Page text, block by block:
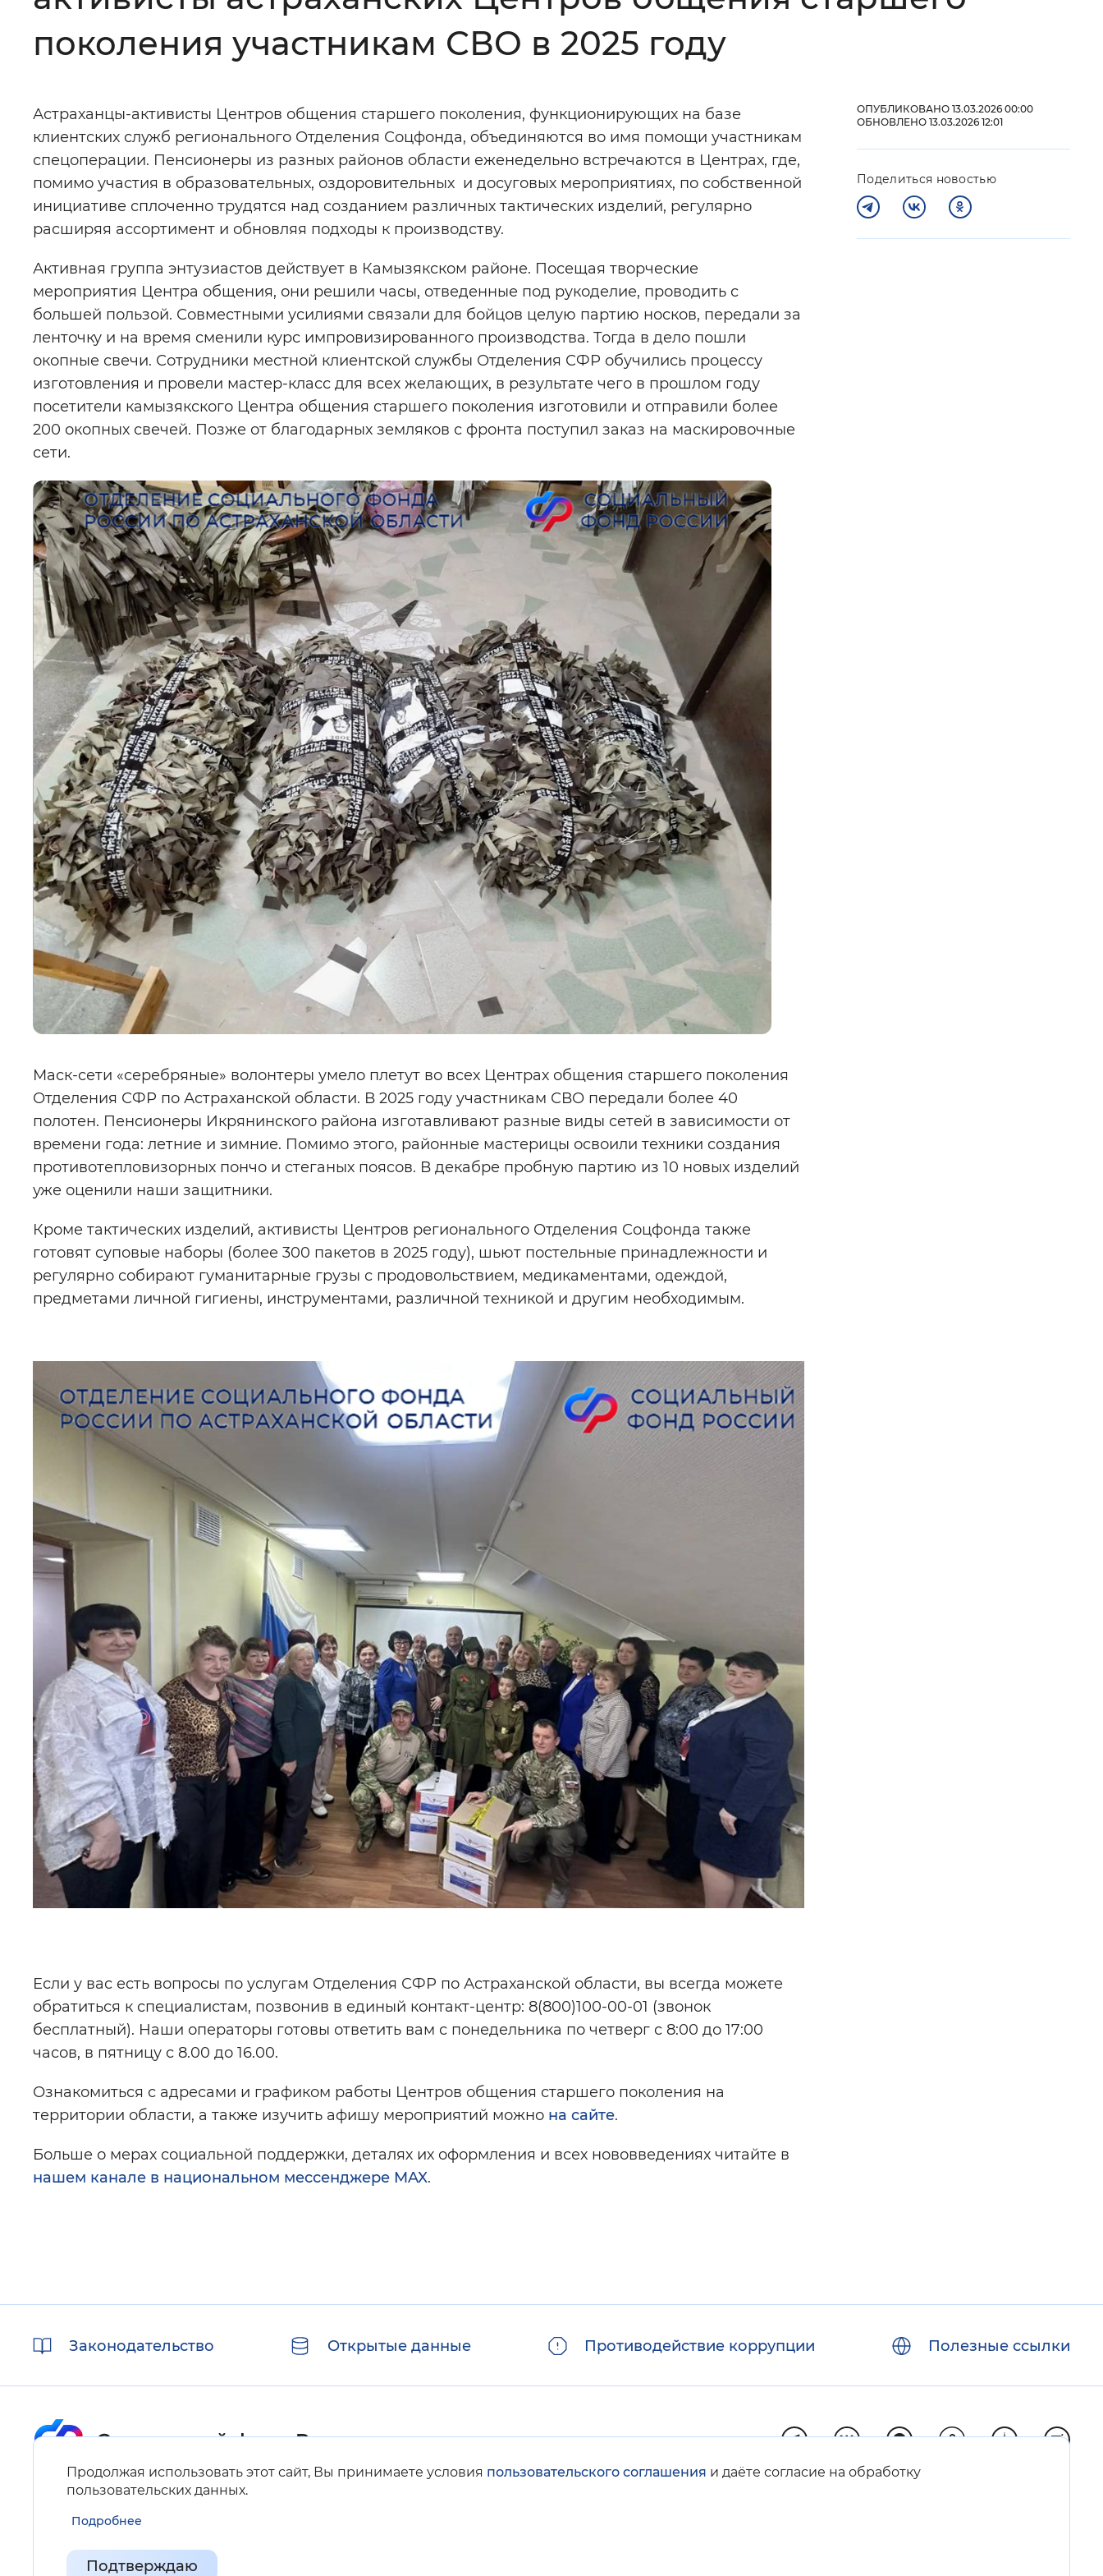
Звуковой ассистент: Воспроизвести Остановить Повторить
поколения участникам СВО в 2025 году
Астраханцы-активисты Центров общения старшего поколения, функционирующих на базе
клиентских служб регионального Отделения Соцфонда, объединяются во имя помощи участникам
спецоперации. Пенсионеры из разных районов области еженедельно встречаются в Центрах, где,
помимо участия в образовательных, оздоровительных и досуговых мероприятиях, по собственной
инициативе сплоченно трудятся над созданием различных тактических изделий, регулярно
расширяя ассортимент и обновляя подходы к производству.
Активная группа энтузиастов действует в Камызякском районе. Посещая творческие
мероприятия Центра общения, они решили часы, отведенные под рукоделие, проводить с
большей пользой. Совместными усилиями связали для бойцов целую партию носков, передали за
ленточку и на время сменили курс импровизированного производства. Тогда в дело пошли
окопные свечи. Сотрудники местной клиентской службы Отделения СФР обучились процессу
изготовления и провели мастер-класс для всех желающих, в результате чего в прошлом году
посетители камызякского Центра общения старшего поколения изготовили и отправили более
200 окопных свечей. Позже от благодарных земляков с фронта поступил заказ на маскировочные
сети.
Маск-сети «серебряные» волонтеры умело плетут во всех Центрах общения старшего поколения
Отделения СФР по Астраханской области. В 2025 году участникам СВО передали более 40
полотен. Пенсионеры Икрянинского района изготавливают разные виды сетей в зависимости от
времени года: летние и зимние. Помимо этого, районные мастерицы освоили техники создания
противотепловизорных пончо и стеганых поясов. В декабре пробную партию из 10 новых изделий
уже оценили наши защитники.
Кроме тактических изделий, активисты Центров регионального Отделения Соцфонда также
готовят суповые наборы (более 300 пакетов в 2025 году), шьют постельные принадлежности и
регулярно собирают гуманитарные грузы с продовольствием, медикаментами, одеждой,
предметами личной гигиены, инструментами, различной техникой и другим необходимым.
Если у вас есть вопросы по услугам Отделения СФР по Астраханской области, вы всегда можете
обратиться к специалистам, позвонив в единый контакт-центр: 8(800)100-00-01 (звонок
бесплатный). Наши операторы готовы ответить вам с понедельника по четверг с 8:00 до 17:00
часов, в пятницу с 8.00 до 16.00.
Ознакомиться с адресами и графиком работы Центров общения старшего поколения на
территории области, а также изучить афишу мероприятий можно на сайте.
Больше о мерах социальной поддержки, деталях их оформления и всех нововведениях читайте в
нашем канале в национальном мессенджере MAX.
ОПУБЛИКОВАНО 13.03.2026 00:00
ОБНОВЛЕНО 13.03.2026 12:01
Поделиться новостью
Продолжая использовать этот сайт, Вы принимаете условия пользовательского соглашения и даёте согласие на обработку
пользовательских данных.
Подробнее
Подтверждаю
ссылкиЗаконодательство Открытые данные Противодействие коррупции Полезные ссылки
Карта сайта
Нашли ошибку на сайте?